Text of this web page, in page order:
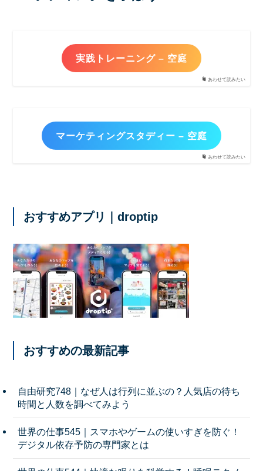
あわせて読みたい
実践トレーニング – 空庭
あわせて読みたい
マーケティングスタディー – 空庭
おすすめアプリ｜droptip
おすすめの最新記事
自由研究748｜なぜ人は行列に並ぶの？人気店の待ち
時間と人数を調べてみよう
世界の仕事545｜スマホやゲームの使いすぎを防ぐ！
デジタル依存予防の専門家とは